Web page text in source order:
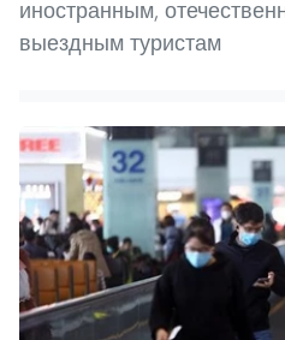
иностранным,
выездным туристам